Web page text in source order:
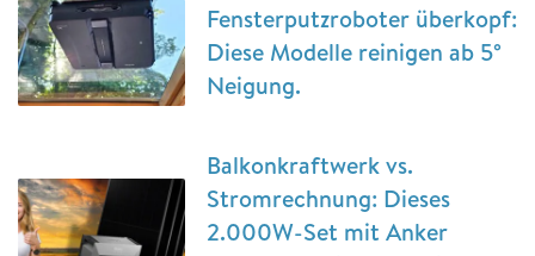
Fensterputzroboter überkopf:
Diese Modelle reinigen ab 5°
Neigung.
Balkonkraftwerk vs.
Stromrechnung: Dieses
2.000W-Set mit Anker